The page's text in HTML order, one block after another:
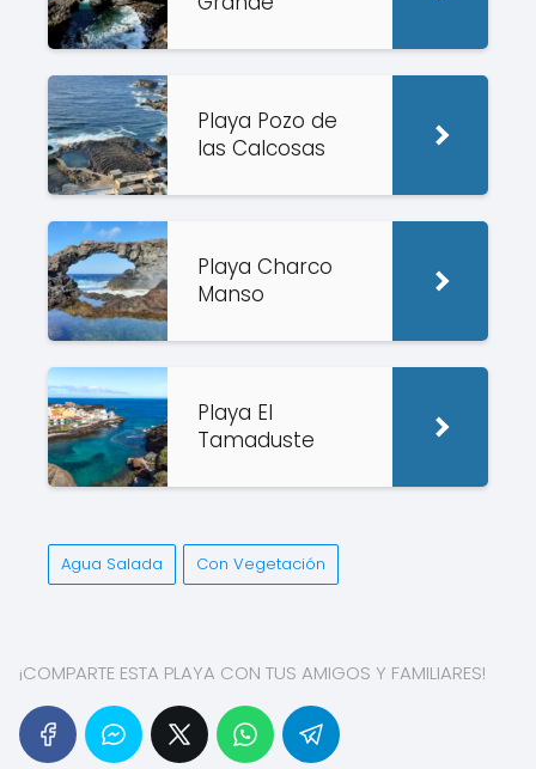
Playa Pozo de
las Calcosas
Playa Charco
Manso
Playa El
Tamaduste
Agua Salada Con Vegetación
¡COMPARTE ESTA PLAYA CON TUS AMIGOS Y FAMILIARES!